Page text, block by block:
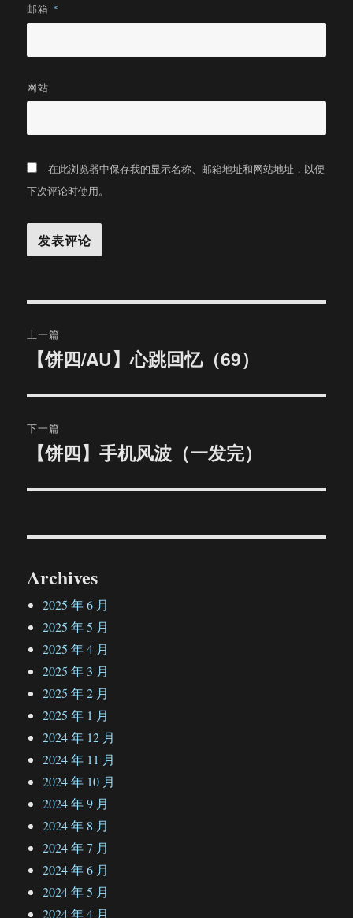
邮箱 *
网站
在此浏览器中保存我的显示名称、邮箱地址和网站地址，以便
下次评论时使用。
章
航
上一篇
文
章：
【饼四/AU】心跳回忆（69）
下一篇
文
【饼四】手机风波（一发完）
Archives
2025 年 6 月
2025 年 5 月
2025 年 4 月
2025 年 3 月
2025 年 2 月
2025 年 1 月
2024 年 12 月
2024 年 11 月
2024 年 10 月
2024 年 9 月
2024 年 8 月
2024 年 7 月
2024 年 6 月
2024 年 5 月
2024 年 4 月